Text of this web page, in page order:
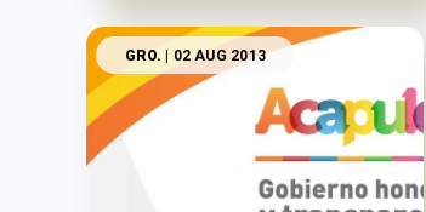
GRO. | 02 AUG 2013